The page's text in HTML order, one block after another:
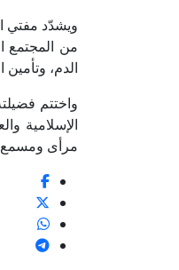
ويشدّد مفتي
من المجتمع
الدم،
واختتم
الإسلامية
مرأى ومسمع